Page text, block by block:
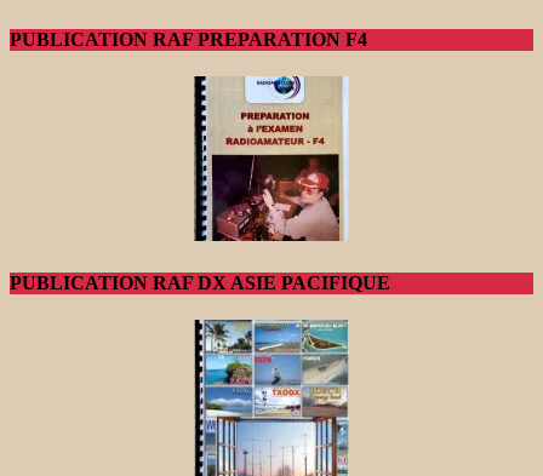
PUBLICATION RAF PREPARATION F4
PUBLICATION RAF DX ASIE PACIFIQUE